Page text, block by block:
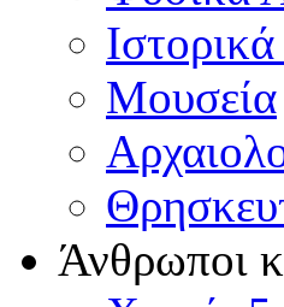
Μουσεία
Άνθρωποι